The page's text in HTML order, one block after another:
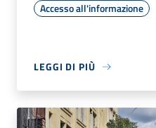
Accesso all'informazione
LEGGI DI PIÙ